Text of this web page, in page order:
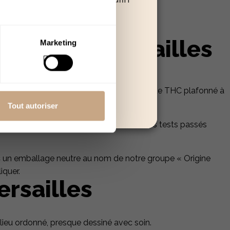
Marketing
Tout autoriser
CBD À Versailles
,huiles… Tous nos produits ont un taux de THC plafonné à
se passer de cette molécule.
laboratoires indépendants. Tous ces tests passés
emballage neutre au nom de notre groupe « Origine
ordonné, presque dessiné avec soin.